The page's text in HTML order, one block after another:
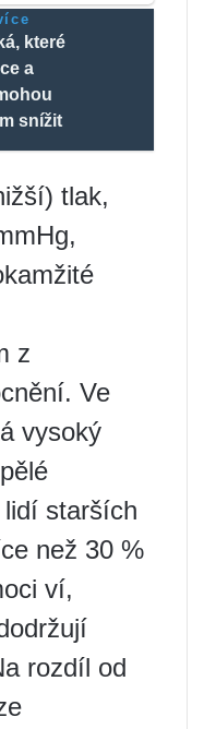
které
a
snížit
tlak,
z
Ve
vysoký
starších
než 30 %
ví,
rozdíl od